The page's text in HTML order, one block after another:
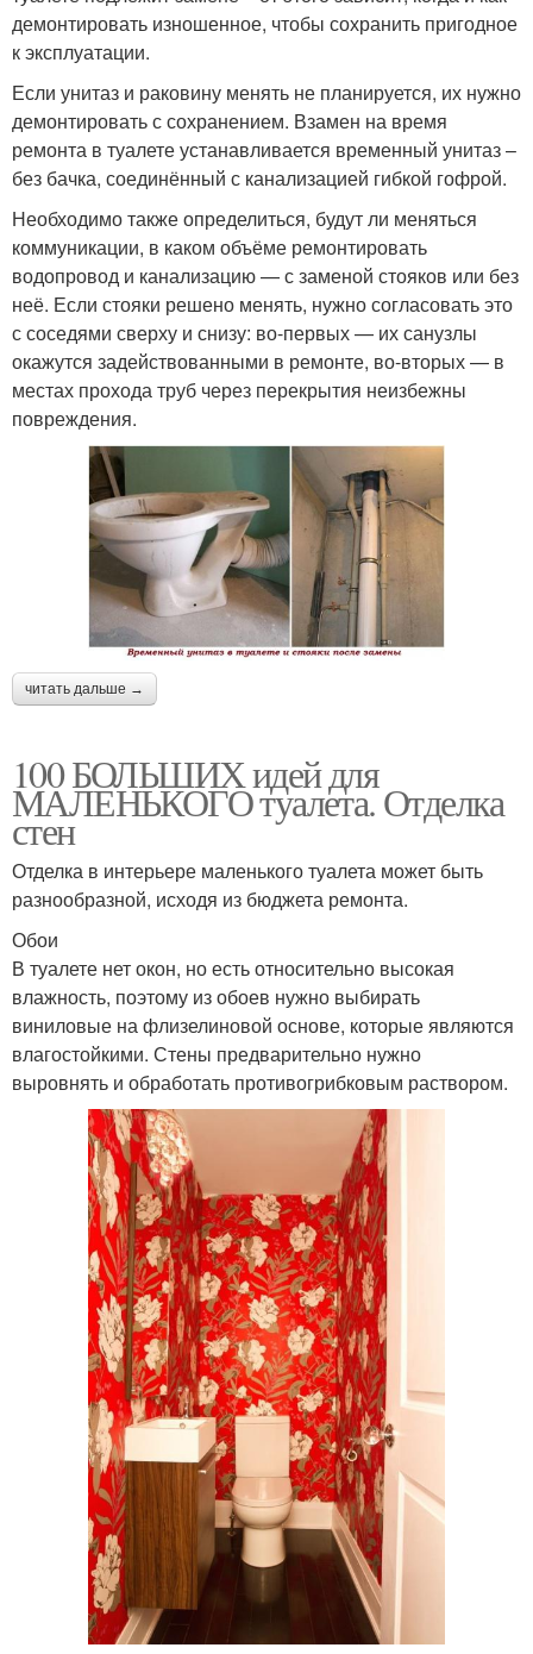
демонтировать изношенное, чтобы сохранить пригодное
к эксплуатации.
Если унитаз и раковину менять не планируется, их нужно
демонтировать с сохранением. Взамен на время
ремонта в туалете устанавливается временный унитаз –
без бачка, соединённый с канализацией гибкой гофрой.
Необходимо также определиться, будут ли меняться
коммуникации, в каком объёме ремонтировать
водопровод и канализацию — с заменой стояков или без
неё. Если стояки решено менять, нужно согласовать это
с соседями сверху и снизу: во-первых — их санузлы
окажутся задействованными в ремонте, во-вторых — в
местах прохода труб через перекрытия неизбежны
повреждения.
читать дальше →
100 БОЛЬШИХ идей для
МАЛЕНЬКОГО туалета. Отделка
стен
Отделка в интерьере маленького туалета может быть
разнообразной, исходя из бюджета ремонта.
Обои
В туалете нет окон, но есть относительно высокая
влажность, поэтому из обоев нужно выбирать
виниловые на флизелиновой основе, которые являются
влагостойкими. Стены предварительно нужно
выровнять и обработать противогрибковым раствором.